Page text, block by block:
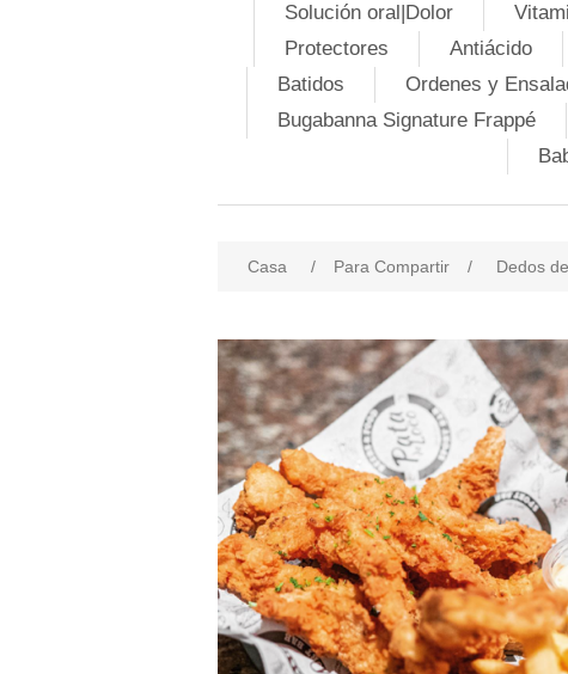
Solución oral|Dolor
Protectores
Antiácido
Batidos
Ordenes y
Bugabanna Signature Frappé
Casa / Para Compartir / Dedos